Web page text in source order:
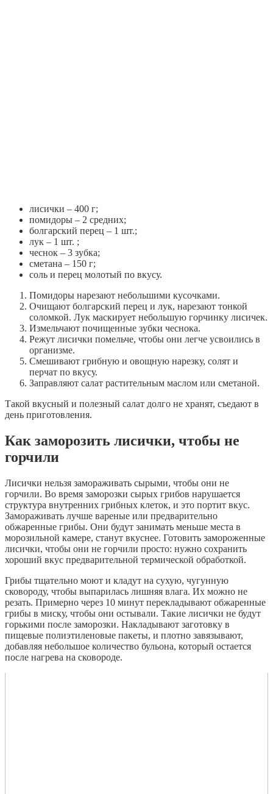
лисички – 400 г;
помидоры – 2 средних;
болгарский перец – 1 шт.;
лук – 1 шт. ;
чеснок – 3 зубка;
сметана – 150 г;
соль и перец молотый по вкусу.
Помидоры нарезают небольшими кусочками.
Очищают болгарский перец и лук, нарезают тонкой
соломкой. Лук маскирует небольшую горчинку лисичек.
Измельчают почищенные зубки чеснока.
Режут лисички помельче, чтобы они легче усвоились в
организме.
Смешивают грибную и овощную нарезку, солят и
перчат по вкусу.
Заправляют салат растительным маслом или сметаной.
Такой вкусный и полезный салат долго не хранят, съедают в
день приготовления.
Как заморозить лисички, чтобы не
горчили
Лисички нельзя замораживать сырыми, чтобы они не
горчили. Во время заморозки сырых грибов нарушается
структура внутренних грибных клеток, и это портит вкус.
Замораживать лучше вареные или предварительно
обжаренные грибы. Они будут занимать меньше места в
морозильной камере, станут вкуснее. Готовить замороженные
лисички, чтобы они не горчили просто: нужно сохранить
хороший вкус предварительной термической обработкой.
Грибы тщательно моют и кладут на сухую, чугунную
сковороду, чтобы выпарилась лишняя влага. Их можно не
резать. Примерно через 10 минут перекладывают обжаренные
грибы в миску, чтобы они остывали. Такие лисички не будут
горькими после заморозки. Накладывают заготовку в
пищевые полиэтиленовые пакеты, и плотно завязывают,
добавляя небольшое количество бульона, который остается
после нагрева на сковороде.